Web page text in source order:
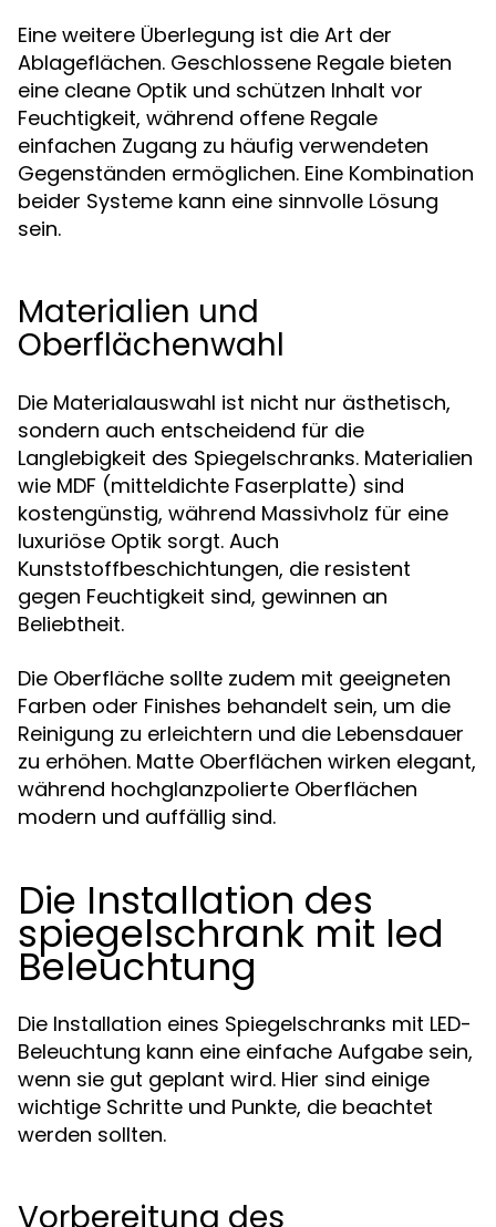
Eine weitere Überlegung ist die Art der
Ablageflächen. Geschlossene Regale bieten
eine cleane Optik und schützen Inhalt vor
Feuchtigkeit, während offene Regale
einfachen Zugang zu häufig verwendeten
Gegenständen ermöglichen. Eine Kombination
beider Systeme kann eine sinnvolle Lösung
sein.
Materialien und
Oberflächenwahl
Die Materialauswahl ist nicht nur ästhetisch,
sondern auch entscheidend für die
Langlebigkeit des Spiegelschranks. Materialien
wie MDF (mitteldichte Faserplatte) sind
kostengünstig, während Massivholz für eine
luxuriöse Optik sorgt. Auch
Kunststoffbeschichtungen, die resistent
gegen Feuchtigkeit sind, gewinnen an
Beliebtheit.
Die Oberfläche sollte zudem mit geeigneten
Farben oder Finishes behandelt sein, um die
Reinigung zu erleichtern und die Lebensdauer
zu erhöhen. Matte Oberflächen wirken elegant,
während hochglanzpolierte Oberflächen
modern und auffällig sind.
Die Installation des
spiegelschrank mit led
Beleuchtung
Die Installation eines Spiegelschranks mit LED-
Beleuchtung kann eine einfache Aufgabe sein,
wenn sie gut geplant wird. Hier sind einige
wichtige Schritte und Punkte, die beachtet
werden sollten.
Vorbereitung des